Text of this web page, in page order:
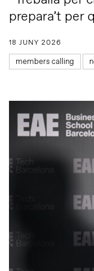
prepara’t per
18 JUNY 2026
members calling